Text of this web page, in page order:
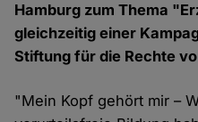
Hamburg zum Thema
gleichzeitig einer
Stiftung für die Rechte
"Mein Kopf gehört mir –